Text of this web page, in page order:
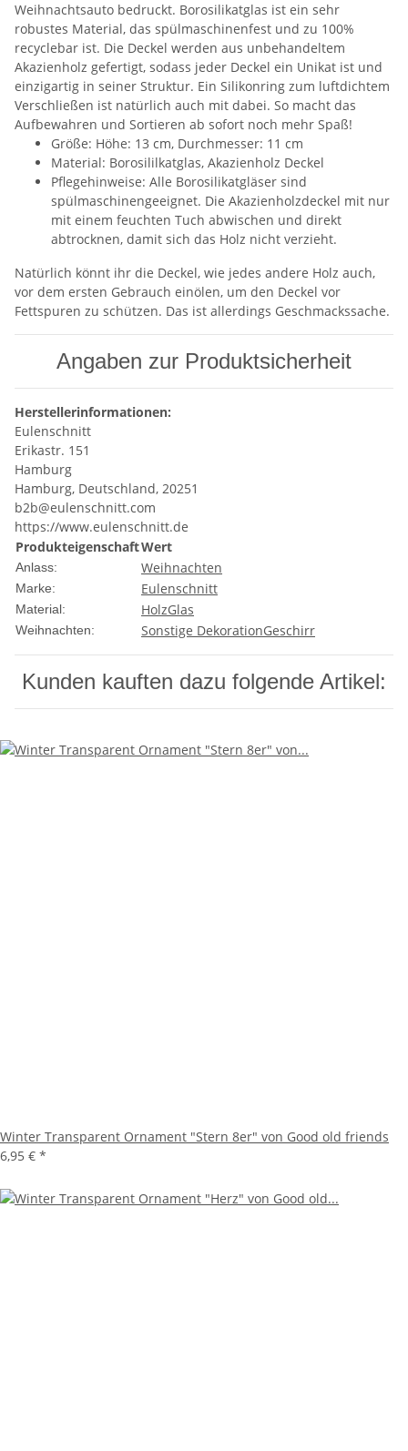
Weihnachtsauto bedruckt. Borosilikatglas ist ein sehr
robustes Material, das spülmaschinenfest und zu 100%
recyclebar ist. Die Deckel werden aus unbehandeltem
Akazienholz gefertigt, sodass jeder Deckel ein Unikat ist und
einzigartig in seiner Struktur. Ein Silikonring zum luftdichtem
Verschließen ist natürlich auch mit dabei. So macht das
Aufbewahren und Sortieren ab sofort noch mehr Spaß!
Größe: Höhe: 13 cm, Durchmesser: 11 cm
Material: Borosililkatglas, Akazienholz Deckel
Pflegehinweise: Alle Borosilikatgläser sind
spülmaschinengeeignet. Die Akazienholzdeckel mit nur
mit einem feuchten Tuch abwischen und direkt
abtrocknen, damit sich das Holz nicht verzieht.
Natürlich könnt ihr die Deckel, wie jedes andere Holz auch,
vor dem ersten Gebrauch einölen, um den Deckel vor
Fettspuren zu schützen. Das ist allerdings Geschmackssache.
Angaben zur Produktsicherheit
Herstellerinformationen:
Eulenschnitt
Erikastr. 151
Hamburg
Hamburg, Deutschland, 20251
b2b@eulenschnitt.com
https://www.eulenschnitt.de
ProdukteigenschaftWert
Anlass: Weihnachten
Marke: Eulenschnitt
Material: HolzGlas
Weihnachten: Sonstige DekorationGeschirr
Kunden kauften dazu folgende Artikel:
Winter Transparent Ornament "Stern 8er" von Good old friends
6,95 € *